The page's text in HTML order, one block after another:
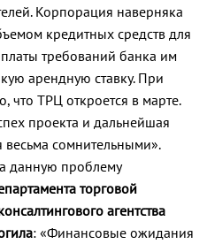
Корпорация наверняка
кредитных средств для
требований банка им
арендную ставку. При
что ТРЦ откроется в марте.
проекта и дальнейшая
весьма сомнительными».
данную проблему
торговой
агентства
: «Финансовые ожидания